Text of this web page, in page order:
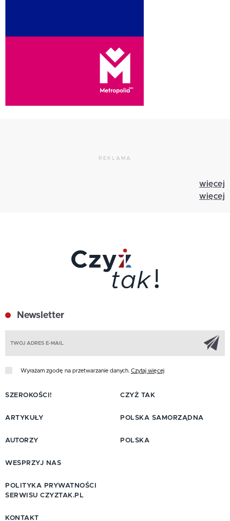
REKLAMA
więcej
więcej
Newsletter
Wyrażam zgodę na przetwarzanie danych. Czytaj więcej
SZEROKOŚCI!
ARTYKUŁY
AUTORZY
CZYŻ TAK
POLSKA SAMORZĄDNA
POLSKA
WESPRZYJ NAS
POLITYKA PRYWATNOŚCI
SERWISU CZYZTAK.PL
KONTAKT